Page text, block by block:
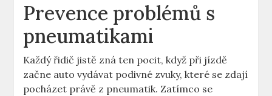
Prevence problémů s
pneumatikami
Každý řidič jistě zná ten pocit, když při jízdě
začne auto vydávat podivné zvuky, které se zdají
pocházet právě z pneumatik. Zatímco se